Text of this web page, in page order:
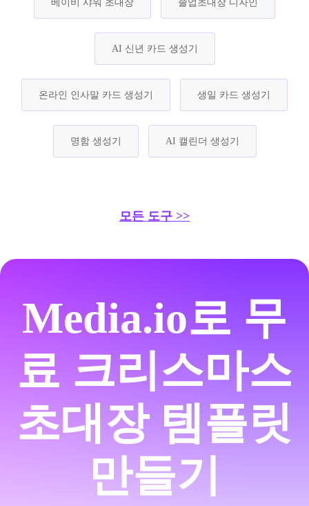
베이비 샤워 초대장 졸업초대장 디자인
AI 신년 카드 생성기
온라인 인사말 카드 생성기 생일 카드 생성기
명함 생성기 AI 캘린더 생성기
모든 도구 >>
Media.io로 무
료 크리스마스
초대장 템플릿
만들기